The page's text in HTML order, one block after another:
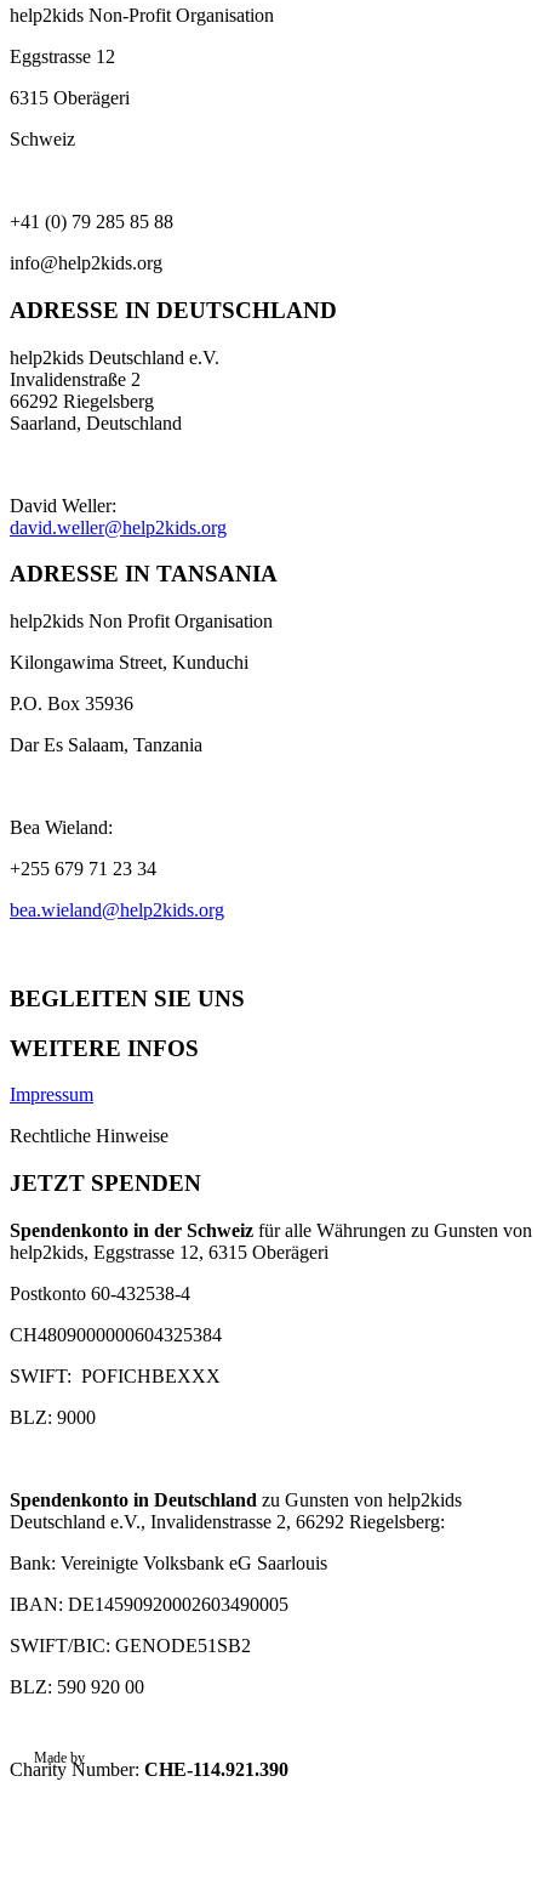
help2kids Non-Profit Organisation
Eggstrasse 12
6315 Oberägeri
Schweiz
+41 (0) 79 285 85 88
info@help2kids.org
ADRESSE IN DEUTSCHLAND
help2kids Deutschland e.V.
Invalidenstraße 2
66292 Riegelsberg
Saarland, Deutschland
David Weller:
david.weller@help2kids.org
ADRESSE IN TANSANIA
help2kids Non Profit Organisation
Kilongawima Street, Kunduchi
P.O. Box 35936
Dar Es Salaam, Tanzania
Bea Wieland:
+255 679 71 23 34
bea.wieland@help2kids.org
BEGLEITEN SIE UNS
WEITERE INFOS
Impressum
Rechtliche Hinweise
JETZT SPENDEN
Spendenkonto in der Schweiz für alle Währungen zu Gunsten von
help2kids, Eggstrasse 12, 6315 Oberägeri
Postkonto 60-432538-4
CH4809000000604325384
SWIFT: POFICHBEXXX
BLZ: 9000
Spendenkonto in Deutschland zu Gunsten von help2kids
Deutschland e.V., Invalidenstrasse 2, 66292 Riegelsberg:
Bank: Vereinigte Volksbank eG Saarlouis
IBAN: DE14590920002603490005
SWIFT/BIC: GENODE51SB2
BLZ: 590 920 00
Charity Number: CHE-114.921.390
Made by